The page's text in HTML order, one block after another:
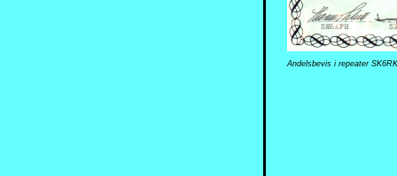
Andelsbevis i repeater